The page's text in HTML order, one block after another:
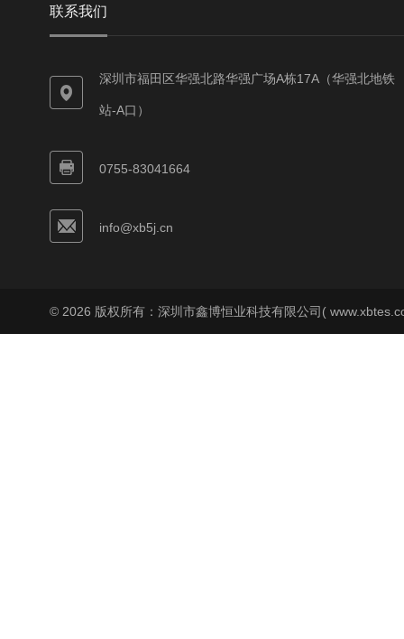
联系我们
深圳市福田区华强北路华强广场A栋17A（华强北地铁
站-A口）
0755-83041664
info@xb5j.cn
© 2026 版权所有：深圳市鑫博恒业科技有限公司(